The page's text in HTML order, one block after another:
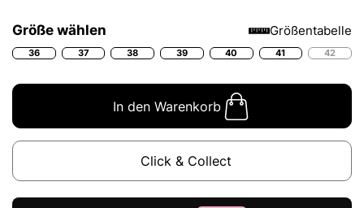
Größe wählen Größentabelle
36 37 38 39 40 41 42
In den Warenkorb
Click & Collect